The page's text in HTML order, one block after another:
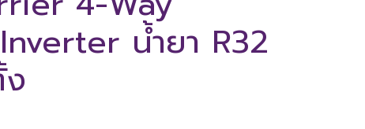
น้ำยา R32